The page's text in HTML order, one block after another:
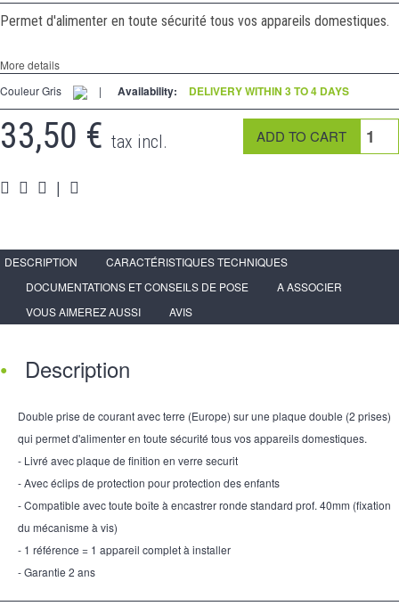
Accessories
Pièces
Media
Permet d'alimenter en toute sécurité tous vos appareils domestiques.
More details
Couleur Gris
| Availability: DELIVERY WITHIN 3 TO 4 DAYS
33,50 € tax incl.
|
DESCRIPTION
CARACTÉRISTIQUES TECHNIQUES
DOCUMENTATIONS ET CONSEILS DE POSE
A ASSOCIER
VOUS AIMEREZ AUSSI
AVIS
Description
Double prise de courant avec terre (Europe) sur une plaque double (2 prises)
qui permet d'alimenter en toute sécurité tous vos appareils domestiques.
- Livré avec plaque de finition en verre securit
- Avec éclips de protection pour protection des enfants
- Compatible avec toute boîte à encastrer ronde standard prof. 40mm (fixation
du mécanisme à vis)
- 1 référence = 1 appareil complet à installer
- Garantie 2 ans